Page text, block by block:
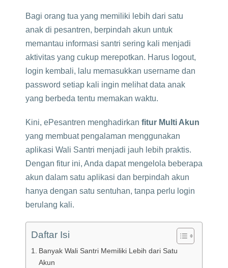
Bagi orang tua yang memiliki lebih dari satu
anak di pesantren, berpindah akun untuk
memantau informasi santri sering kali menjadi
aktivitas yang cukup merepotkan. Harus logout,
login kembali, lalu memasukkan username dan
password setiap kali ingin melihat data anak
yang berbeda tentu memakan waktu.
Kini, ePesantren menghadirkan fitur Multi Akun
yang membuat pengalaman menggunakan
aplikasi Wali Santri menjadi jauh lebih praktis.
Dengan fitur ini, Anda dapat mengelola beberapa
akun dalam satu aplikasi dan berpindah akun
hanya dengan satu sentuhan, tanpa perlu login
berulang kali.
Daftar Isi
Banyak Wali Santri Memiliki Lebih dari Satu
Akun